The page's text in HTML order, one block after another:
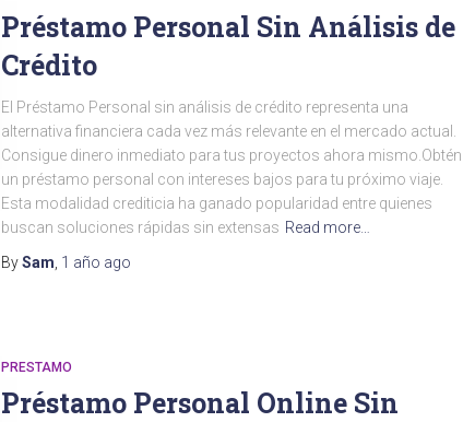
Préstamo Personal Sin Análisis de
Crédito
El Préstamo Personal sin análisis de crédito representa una
alternativa financiera cada vez más relevante en el mercado actual.
Consigue dinero inmediato para tus proyectos ahora mismo.Obtén
un préstamo personal con intereses bajos para tu próximo viaje.
Esta modalidad crediticia ha ganado popularidad entre quienes
buscan soluciones rápidas sin extensas Read more…
BySam 1 año ago
PRESTAMO
Préstamo Personal Online Sin